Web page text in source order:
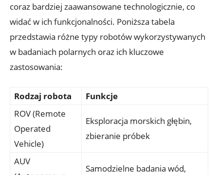
coraz bardziej zaawansowane technologicznie,⁢ co
widać ⁣w ich funkcjonalności. Poniższa tabela
przedstawia różne typy ​robotów wykorzystywanych
w badaniach polarnych⁣ oraz ich kluczowe
zastosowania:
Rodzaj robota
Funkcje
ROV (Remote
Operated
Vehicle)
Eksploracja morskich ⁢głębin,
zbieranie próbek
AUV
Samodzielne badania wód,